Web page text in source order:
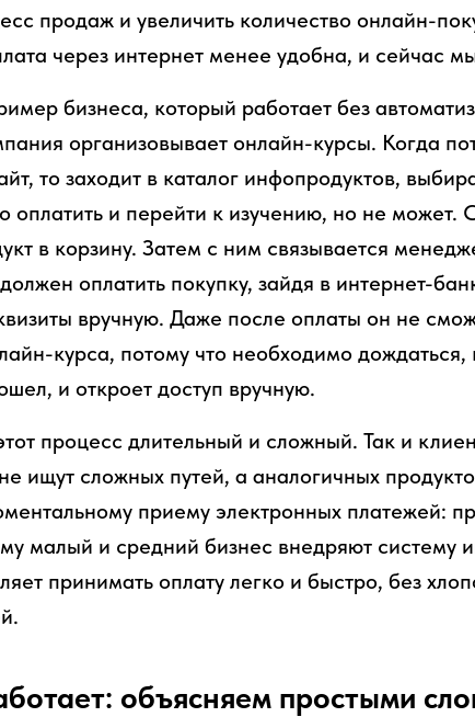
продаж и увеличить количество онлайн-
через интернет менее удобна, и сейчас
бизнеса, который работает без
организовывает онлайн-курсы. Когда
то заходит в каталог инфопродуктов,
оплатить и перейти к изучению, но не
в корзину. Затем с ним связывается
оплатить покупку, зайдя в интернет-
вручную. Даже после оплаты он не
курса, потому что необходимо дождаться,
и откроет доступ вручную.
процесс длительный и сложный. Так и
ищут сложных путей, а аналогичных
приему электронных платежей:
малый и средний бизнес внедряют систему
принимать оплату легко и быстро, без
объясняем простыми